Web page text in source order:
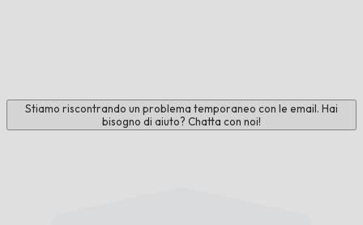
Stiamo riscontrando un problema temporaneo con le email. Hai
bisogno di aiuto? Chatta con noi!